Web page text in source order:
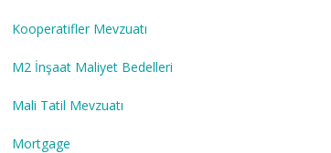
Kooperatifler Mevzuatı
M2 İnşaat Maliyet Bedelleri
Mali Tatil Mevzuatı
Mortgage